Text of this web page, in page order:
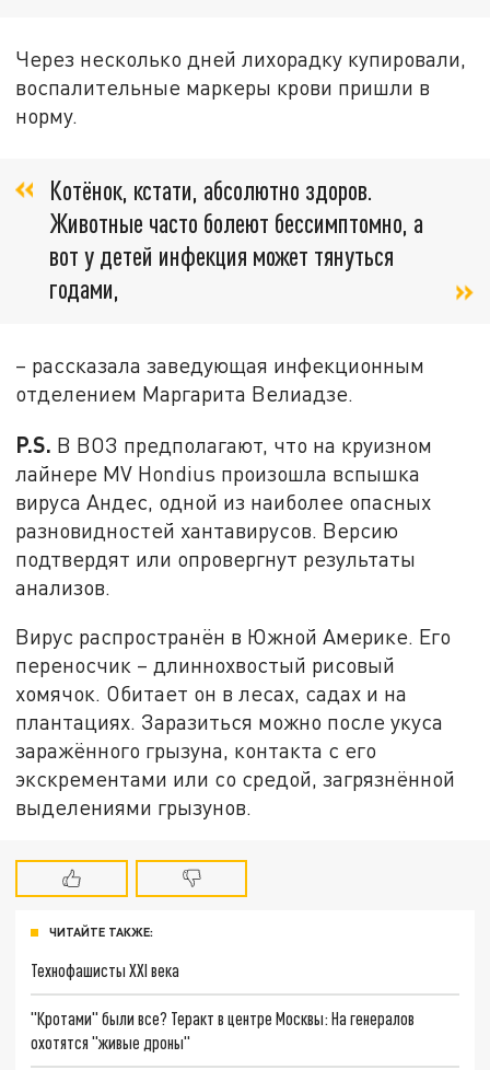
Через несколько дней лихорадку купировали,
воспалительные маркеры крови пришли в
норму.
Котёнок, кстати, абсолютно здоров.
Животные часто болеют бессимптомно, а
вот у детей инфекция может тянуться
годами,
– рассказала заведующая инфекционным
отделением Маргарита Велиадзе.
P.S. В ВОЗ предполагают, что на круизном
лайнере MV Hondius произошла вспышка
вируса Андес, одной из наиболее опасных
разновидностей хантавирусов. Версию
подтвердят или опровергнут результаты
анализов.
Вирус распространён в Южной Америке. Его
переносчик – длиннохвостый рисовый
хомячок. Обитает он в лесах, садах и на
плантациях. Заразиться можно после укуса
заражённого грызуна, контакта с его
экскрементами или со средой, загрязнённой
выделениями грызунов.
ЧИТАЙТЕ ТАКЖЕ:
Технофашисты XXI века
"Кротами" были все? Теракт в центре Москвы: На генералов
охотятся "живые дроны"